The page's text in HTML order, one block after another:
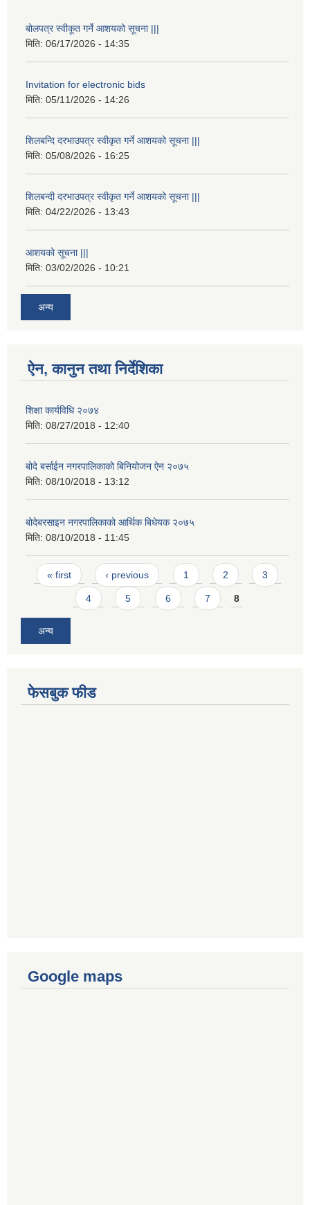
बोलपत्र स्वीकूत गर्ने आशयको सूचना |||
मिति: 06/17/2026 - 14:35
Invitation for electronic bids
मिति: 05/11/2026 - 14:26
शिलबन्दि दरभाउपत्र स्वीकृत गर्ने आशयको सूचना |||
मिति: 05/08/2026 - 16:25
शिलबन्दी दरभाउपत्र स्वीकृत गर्ने आशयको सूचना |||
मिति: 04/22/2026 - 13:43
आशयको सूचना |||
मिति: 03/02/2026 - 10:21
अन्य
ऐन, कानुन तथा निर्देशिका
शिक्षा कार्यविधि २०७४
मिति: 08/27/2018 - 12:40
बोदे बर्साईन नगरपालिकाको बिनियोजन ऐन २०७५
मिति: 08/10/2018 - 13:12
बोदेबरसाइन नगरपालिकाको आर्थिक बिधेयक २०७५
मिति: 08/10/2018 - 11:45
Pages
« first ‹ previous 1 2 3
4 5 6 7 8
अन्य
फेसबुक फीड
Google maps